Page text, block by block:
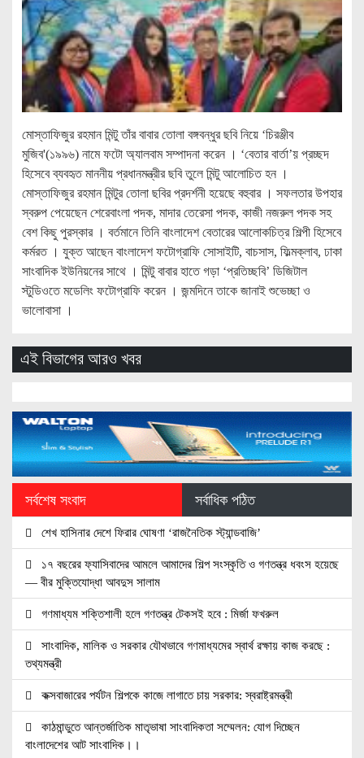
মোস্তাফিজুর রহমান মিন্টু তাঁর বাবার তোলা বঙ্গবন্ধুর ছবি নিয়ে ‘চিরঞ্জীব
মুজিব'(১৯৯৬) নামে ফটো অ্যালবাম সম্পাদনা করেন । ‘বেতার বার্তা’য় প্রচ্ছদ
হিসেবে ব্যবহৃত মাননীয় প্রধানমন্ত্রীর ছবি তুলে মিন্টু আলোচিত হন ।
মোস্তাফিজুর রহমান মিন্টুর তোলা ছবির প্রদর্শনী হয়েছে বহুবার । সফলতার উপহার
স্বরুপ পেয়েছেন শেরেবাংলা পদক, মাদার তেরেসা পদক, কাজী নজরুল পদক সহ
বেশ কিছু পুরস্কার । বর্তমানে তিনি বাংলাদেশ বেতারের আলোকচিত্র শিল্পী হিসেবে
কর্মরত । যুক্ত আছেন বাংলাদেশ ফটোগ্রাফি সোসাইটি, বাচসাস, ফিল্মক্লাব, ঢাকা
সাংবাদিক ইউনিয়নের সাথে । মিন্টু বাবার হাতে গড়া ‘প্রতিচ্ছবি’ ডিজিটাল
স্টুডিওতে মডেলিং ফটোগ্রাফি করেন । জন্মদিনে তাকে জানাই শুভেচ্ছা ও
ভালোবাসা ।
এই বিভাগের আরও খবর
সর্বশেষ সংবাদ সর্বাধিক পঠিত
শেখ হাসিনার দেশে ফিরার ঘোষণা ‘রাজনৈতিক স্ট্যান্ডবাজি’
১৭ বছরের ফ্যাসিবাদের আমলে আমাদের শিল্প সংস্কৃতি ও গণতন্ত্র ধবংস হয়েছে
— বীর মুক্তিযোদ্ধা আবদুস সালাম
গণমাধ্যম শক্তিশালী হলে গণতন্ত্র টেকসই হবে : মির্জা ফখরুল
সাংবাদিক, মালিক ও সরকার যৌথভাবে গণমাধ্যমের স্বার্থ রক্ষায় কাজ করছে :
তথ্যমন্ত্রী
কক্সবাজারের পর্যটন শিল্পকে কাজে লাগাতে চায় সরকার: স্বরাষ্ট্রমন্ত্রী
কাঠমান্ডুতে আন্তর্জাতিক মাতৃভাষা সাংবাদিকতা সম্মেলন: যোগ দিচ্ছেন
বাংলাদেশের আট সাংবাদিক।।